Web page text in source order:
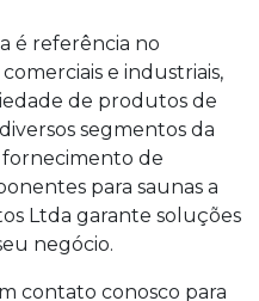
é referência no
e industriais,
de produtos de
segmentos da
fornecimento de
para saunas a
Ltda garante soluções
negócio.
contato conosco para